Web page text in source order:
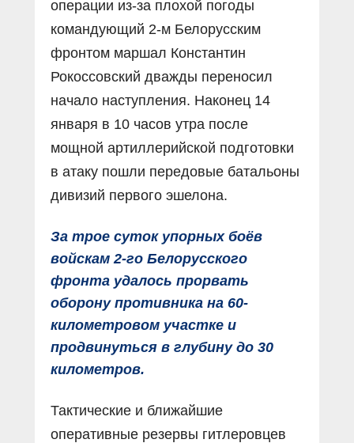
операции из-за плохой погоды
командующий 2-м Белорусским
фронтом маршал Константин
Рокоссовский дважды переносил
начало наступления. Наконец 14
января в 10 часов утра после
мощной артиллерийской подготовки
в атаку пошли передовые батальоны
дивизий первого эшелона.
За трое суток упорных боёв
войскам 2-го Белорусского
фронта удалось прорвать
оборону противника на 60-
километровом участке и
продвинуться в глубину до 30
километров.
Тактические и ближайшие
оперативные резервы гитлеровцев